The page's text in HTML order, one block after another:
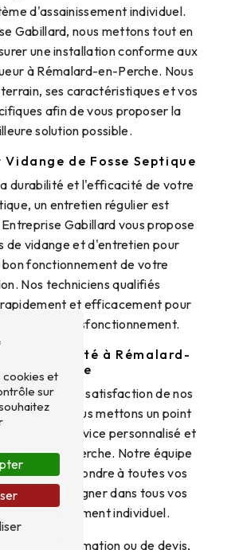
d'assainissement individuel.
Gabillard, nous mettons tout en
une installation conforme aux
à Rémalard-en-Perche. Nous
ses caractéristiques et vos
afin de vous proposer la
solution possible.
de Fosse Septique
durabilité et l'efficacité de votre
un entretien régulier est
Gabillard vous propose
de vidange et d'entretien pour
bon fonctionnement de votre
Nos techniciens qualifiés
et efficacement pour
risque de dysfonctionnement.
de Qualité à Rémalard-
en-Perche
Gabillard, la satisfaction de nos
priorité. Nous mettons un point
offrir un service personnalisé et
en-Perche. Notre équipe
pour répondre à toutes vos
accompagner dans tous vos
à l'assainissement individuel.
d'information ou de devis,
cookies et
sur